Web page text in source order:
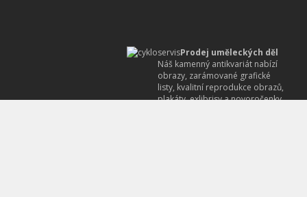
Prodej uměleckých děl
Náš kamenný antikvariát nabízí
obrazy, zarámované grafické
listy, kvalitní reprodukce obrazů,
plakáty, exlibrisy a novoročenky.